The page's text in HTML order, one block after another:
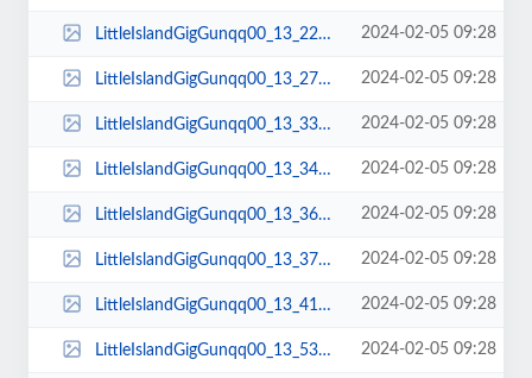
LittleIslandGigGunqq00_13_22qq00102.jpg 2024-02-05 09:28
LittleIslandGigGunqq00_13_27qq00103.jpg 2024-02-05 09:28
LittleIslandGigGunqq00_13_33qq00104.jpg 2024-02-05 09:28
LittleIslandGigGunqq00_13_34qq00105.jpg 2024-02-05 09:28
LittleIslandGigGunqq00_13_36qq00106.jpg 2024-02-05 09:28
LittleIslandGigGunqq00_13_37qq00107.jpg 2024-02-05 09:28
LittleIslandGigGunqq00_13_41qq00108.jpg 2024-02-05 09:28
LittleIslandGigGunqq00_13_53qq00109.jpg 2024-02-05 09:28